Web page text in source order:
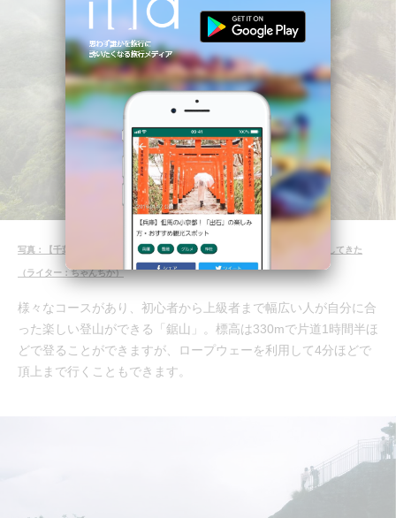
写真：【千葉】まるで海外の遺跡のよう！絶景が楽しめる鋸山で“地獄のぞき”してきた
（ライター：ちゃんちか）
様々なコースがあり、初心者から上級者まで幅広い人が自分に合
った楽しい登山ができる「鋸山」。標高は330mで片道1時間半ほ
どで登ることができますが、ロープウェーを利用して4分ほどで
頂上まで行くこともできます。